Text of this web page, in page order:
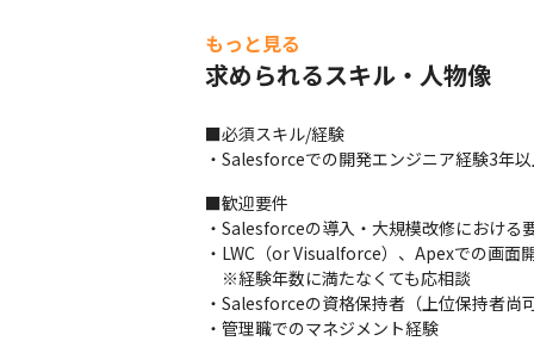
もっと見る
求められるスキル・人物像
■必須スキル/経験
・Salesforceでの開発エンジニア経験3年
■歓迎要件
・Salesforceの導入・大規模改修における
・LWC（or Visualforce）、Apexでの画面
※経験年数に満たなくても応相談
・Salesforceの資格保持者（上位保持者尚
・管理職でのマネジメント経験